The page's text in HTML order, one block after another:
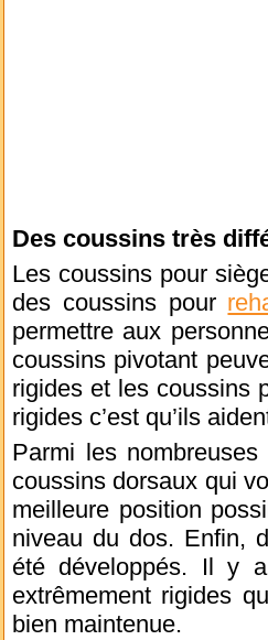
Des coussins très
Les coussins pour
des coussins pour
permettre aux
coussins pivotant
rigides et les coussins
rigides c’est qu’ils
Parmi les
coussins dorsaux qui
meilleure position
niveau du dos. Enfin,
été développés. Il y
extrêmement rigides
bien maintenue.